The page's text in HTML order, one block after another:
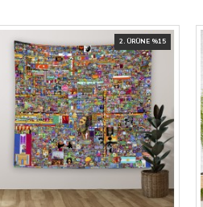
2. ÜRÜNE %15